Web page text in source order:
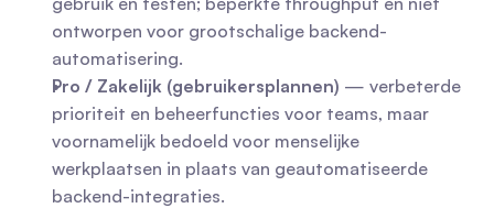
ontworpen voor grootschalige backend-
automatisering.
Pro / Zakelijk (gebruikersplannen) — verbeterde
prioriteit en beheerfuncties voor teams, maar
voornamelijk bedoeld voor menselijke
werkplaatsen in plaats van geautomatiseerde
backend-integraties.